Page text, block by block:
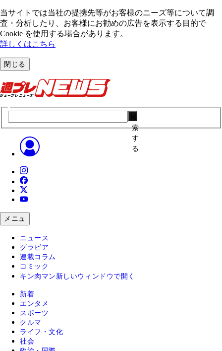
当サイトでは当社の提携先等がお客様のニーズ等について調
査・分析したり、お客様にお勧めの広告を表⽰する⽬的で
Cookie を使⽤する場合があります。
詳しくはこちら
閉じる
索
す
る
メニュ
ニュース
グラビア
連載コラム
コミック
キン肉マン 新しいウィンドウで開く
新着
エンタメ
スポーツ
クルマ
ライフ・文化
社会